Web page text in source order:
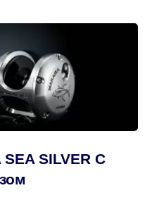
SILVER С